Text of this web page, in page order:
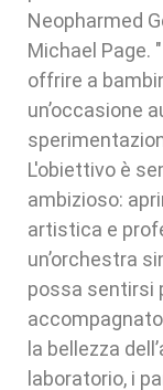
Neopharmed
Michael Page.
offrire a
un’occasione
L'obiettivo è
ambizioso:
artistica e
un’orchestra
possa sentirsi
la bellezza
laboratorio, i